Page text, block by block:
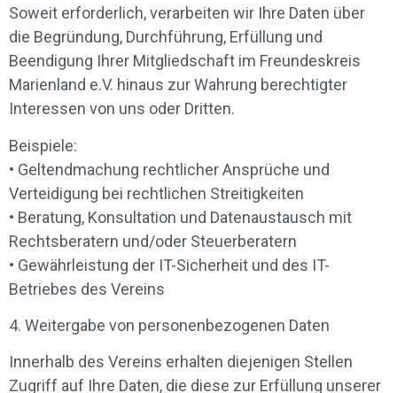
Soweit erforderlich, verarbeiten wir Ihre Daten über
die Begründung, Durchführung, Erfüllung und
Beendigung Ihrer Mitgliedschaft im Freundeskreis
Marienland e.V. hinaus zur Wahrung berechtigter
Interessen von uns oder Dritten.
Beispiele:
• Geltendmachung rechtlicher Ansprüche und
Verteidigung bei rechtlichen Streitigkeiten
• Beratung, Konsultation und Datenaustausch mit
Rechtsberatern und/oder Steuerberatern
• Gewährleistung der IT-Sicherheit und des IT-
Betriebes des Vereins
4. Weitergabe von personenbezogenen Daten
Innerhalb des Vereins erhalten diejenigen Stellen
Zugriff auf Ihre Daten, die diese zur Erfüllung unserer